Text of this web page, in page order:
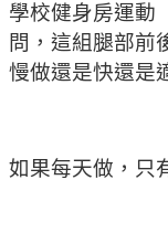
學校健身房運動
問，這組腿部前
慢做還是快還是
如果每天做，只